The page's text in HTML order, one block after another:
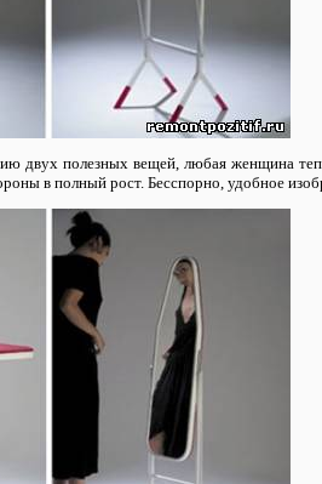
двух полезных вещей, любая женщина
в полный рост. Бесспорно, удобное